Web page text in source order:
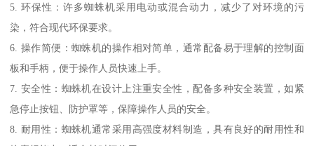
5. 环保性：许多蜘蛛机采用电动或混合动力，减少了对环境的污
染，符合现代环保要求。
6. 操作简便：蜘蛛机的操作相对简单，通常配备易于理解的控制面
板和手柄，便于操作人员快速上手。
7. 安全性：蜘蛛机在设计上注重安全性，配备多种安全装置，如紧
急停止按钮、防护罩等，保障操作人员的安全。
8. 耐用性：蜘蛛机通常采用高强度材料制造，具有良好的耐用性和